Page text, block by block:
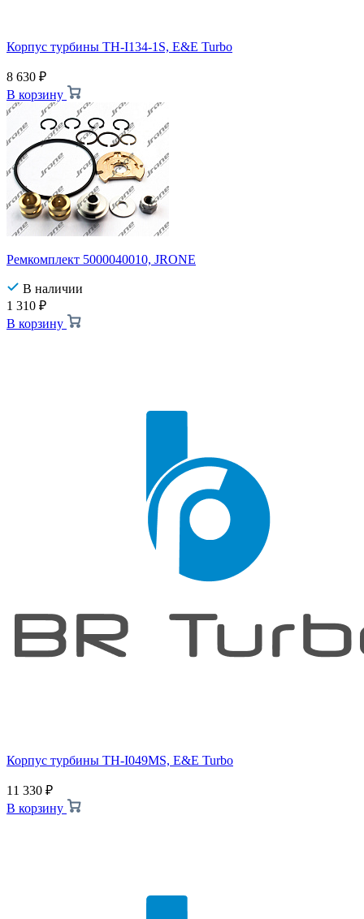
Корпус турбины TH-I134-1S, E&E Turbo
8 630 ₽
В корзину
Ремкомплект 5000040010, JRONE
В наличии
1 310 ₽
В корзину
Корпус турбины TH-I049MS, E&E Turbo
11 330 ₽
В корзину